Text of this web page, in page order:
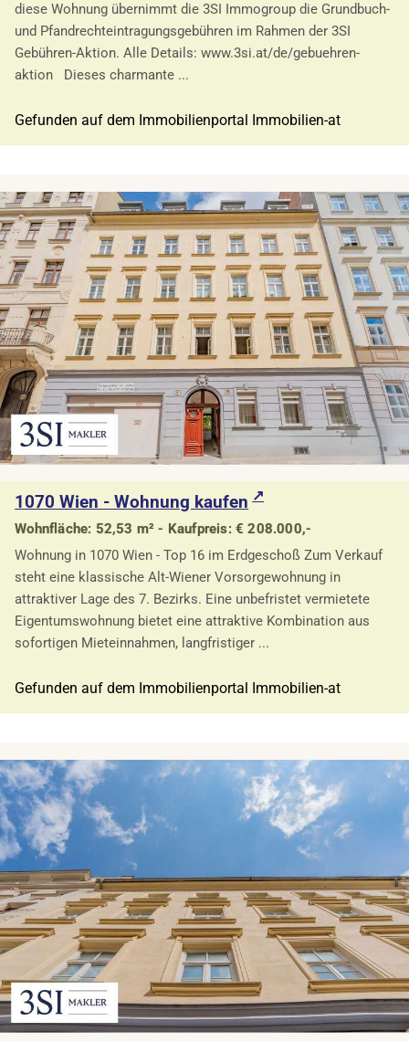
diese Wohnung übernimmt die 3SI Immogroup die Grundbuch-
und Pfandrechteintragungsgebühren im Rahmen der 3SI
Gebühren-Aktion. Alle Details: www.3si.at/de/gebuehren-
aktion Dieses charmante ...
Gefunden auf dem Immobilienportal Immobilien-at
1070 Wien - Wohnung kaufen
Wohnfläche: 52,53 m² - Kaufpreis: € 208.000,-
Wohnung in 1070 Wien - Top 16 im Erdgeschoß Zum Verkauf
steht eine klassische Alt-Wiener Vorsorgewohnung in
attraktiver Lage des 7. Bezirks. Eine unbefristet vermietete
Eigentumswohnung bietet eine attraktive Kombination aus
sofortigen Mieteinnahmen, langfristiger ...
Gefunden auf dem Immobilienportal Immobilien-at